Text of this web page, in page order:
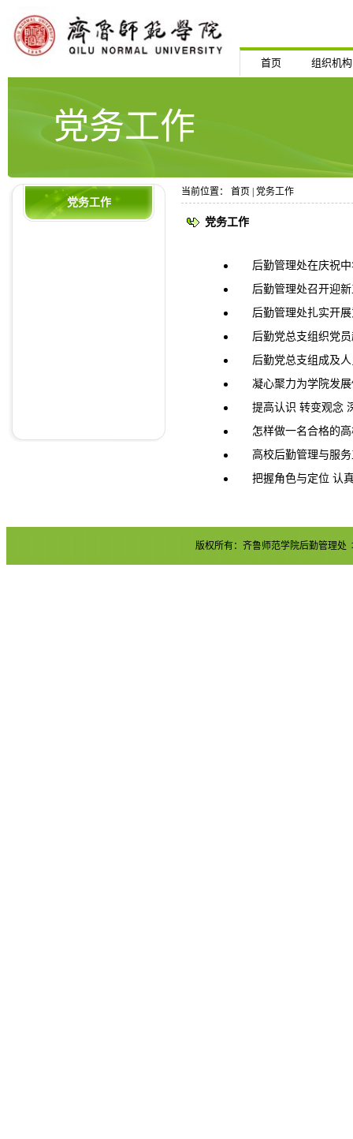
首页 组织机构
党务工作
党务工作
当前位置： 首页 党务工作
党务工作
后勤管理处在庆祝
后勤管理处召开迎
后勤管理处扎实开
后勤党总支组织党
后勤党总支组成及
凝心聚力为学院发
提高认识 转变观念
怎样做一名合格的
高校后勤管理与服
把握角色与定位 认
版权所有：齐鲁师范学院后勤管理处